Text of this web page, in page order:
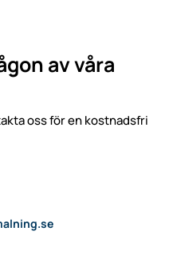
av våra
oss för en kostnadsfri